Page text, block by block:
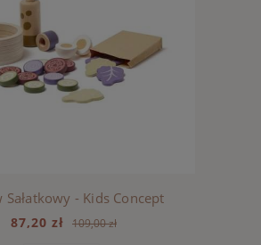
Sałatkowy - Kids Concept
87,20 zł 109,00 zł